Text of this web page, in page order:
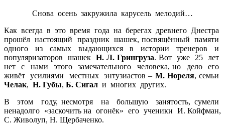
Снова осень закружила карусель мелодий…
Как всегда в это время года на берегах древнего Днестра
прошёл настоящий праздник шашек, посвящённый памяти
одного из самых выдающихся в истории тренеров и
популяризаторов шашек Н. Л. Грингруза. Вот уже 25 лет
нет с нами этого замечательного человека, но дело его
живёт усилиями местных энтузиастов – М. Нореля, семьи
Челак, Н. Губы, Б. Сигал и многих других.
В этом году, несмотря на большую занятость, сумели
ненадолго «заскочить на огонёк» его ученики И. Койфман,
С. Живолуп, Н. Щербаченко.